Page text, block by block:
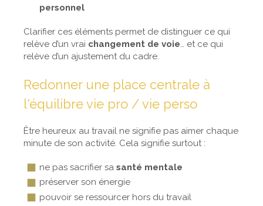
personnel
Clarifier ces éléments permet de distinguer ce qui
relève d’un vrai changement de voie… et ce qui
relève d’un ajustement du cadre.
Redonner une place centrale à
l'équilibre vie pro / vie perso
Être heureux au travail ne signifie pas aimer chaque
minute de son activité. Cela signifie surtout :
ne pas sacrifier sa santé mentale
préserver son énergie
pouvoir se ressourcer hors du travail